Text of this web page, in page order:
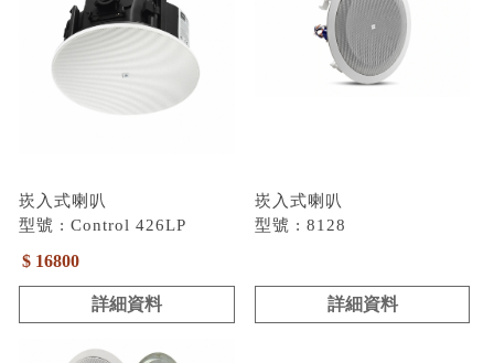
崁入式喇叭
型號 : Control 426LP
$ 16800
詳細資料
崁入式喇叭
型號 : 8128
詳細資料